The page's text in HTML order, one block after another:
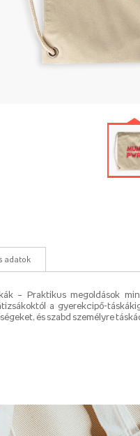
adatok
– Praktikus megoldások
a gyerekcipő-
és szabd személyre